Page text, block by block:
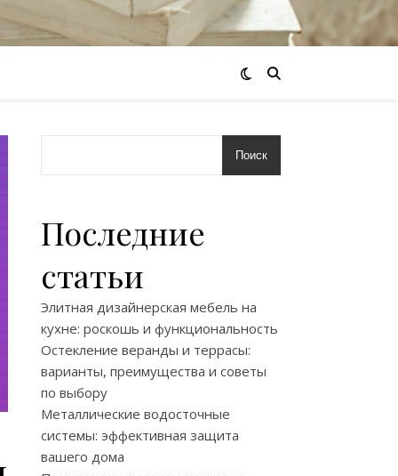
Поиск
Последние
статьи
Элитная дизайнерская мебель на
кухне: роскошь и функциональность
Остекление веранды и террасы:
варианты, преимущества и советы
по выбору
Металлические водосточные
системы: эффективная защита
вашего дома